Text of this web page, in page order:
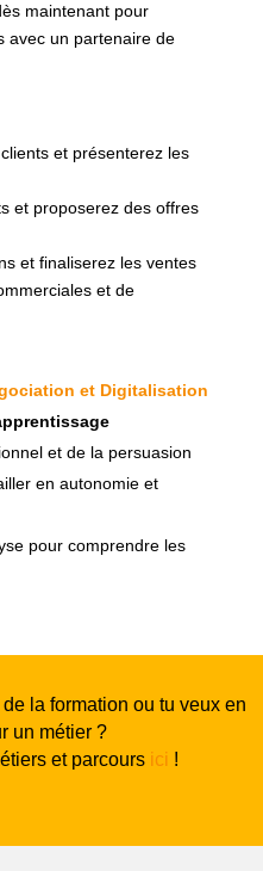
maintenant pour
avec un partenaire de
et présenterez les
et proposerez des offres
et finaliserez les ventes
et de
et Digitalisation
et de la persuasion
en autonomie et
pour comprendre les
la formation ou tu veux en
un métier ?
et parcours ici !